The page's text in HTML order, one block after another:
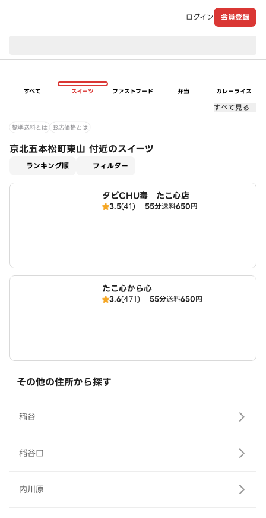
ログイン 会員登録
すべて スイーツ ファストフード 弁当 カレーライス
すべて見る
標準送料とは お店価格とは
京北五本松町東山 付近のスイーツ
ランキング順 フィルター
タピCHU毒 たこ心店
3.5(41) 55分送料650円
たこ心から心
3.6(471) 55分送料650円
その他の住所から探す
稲谷
稲谷口
内川原